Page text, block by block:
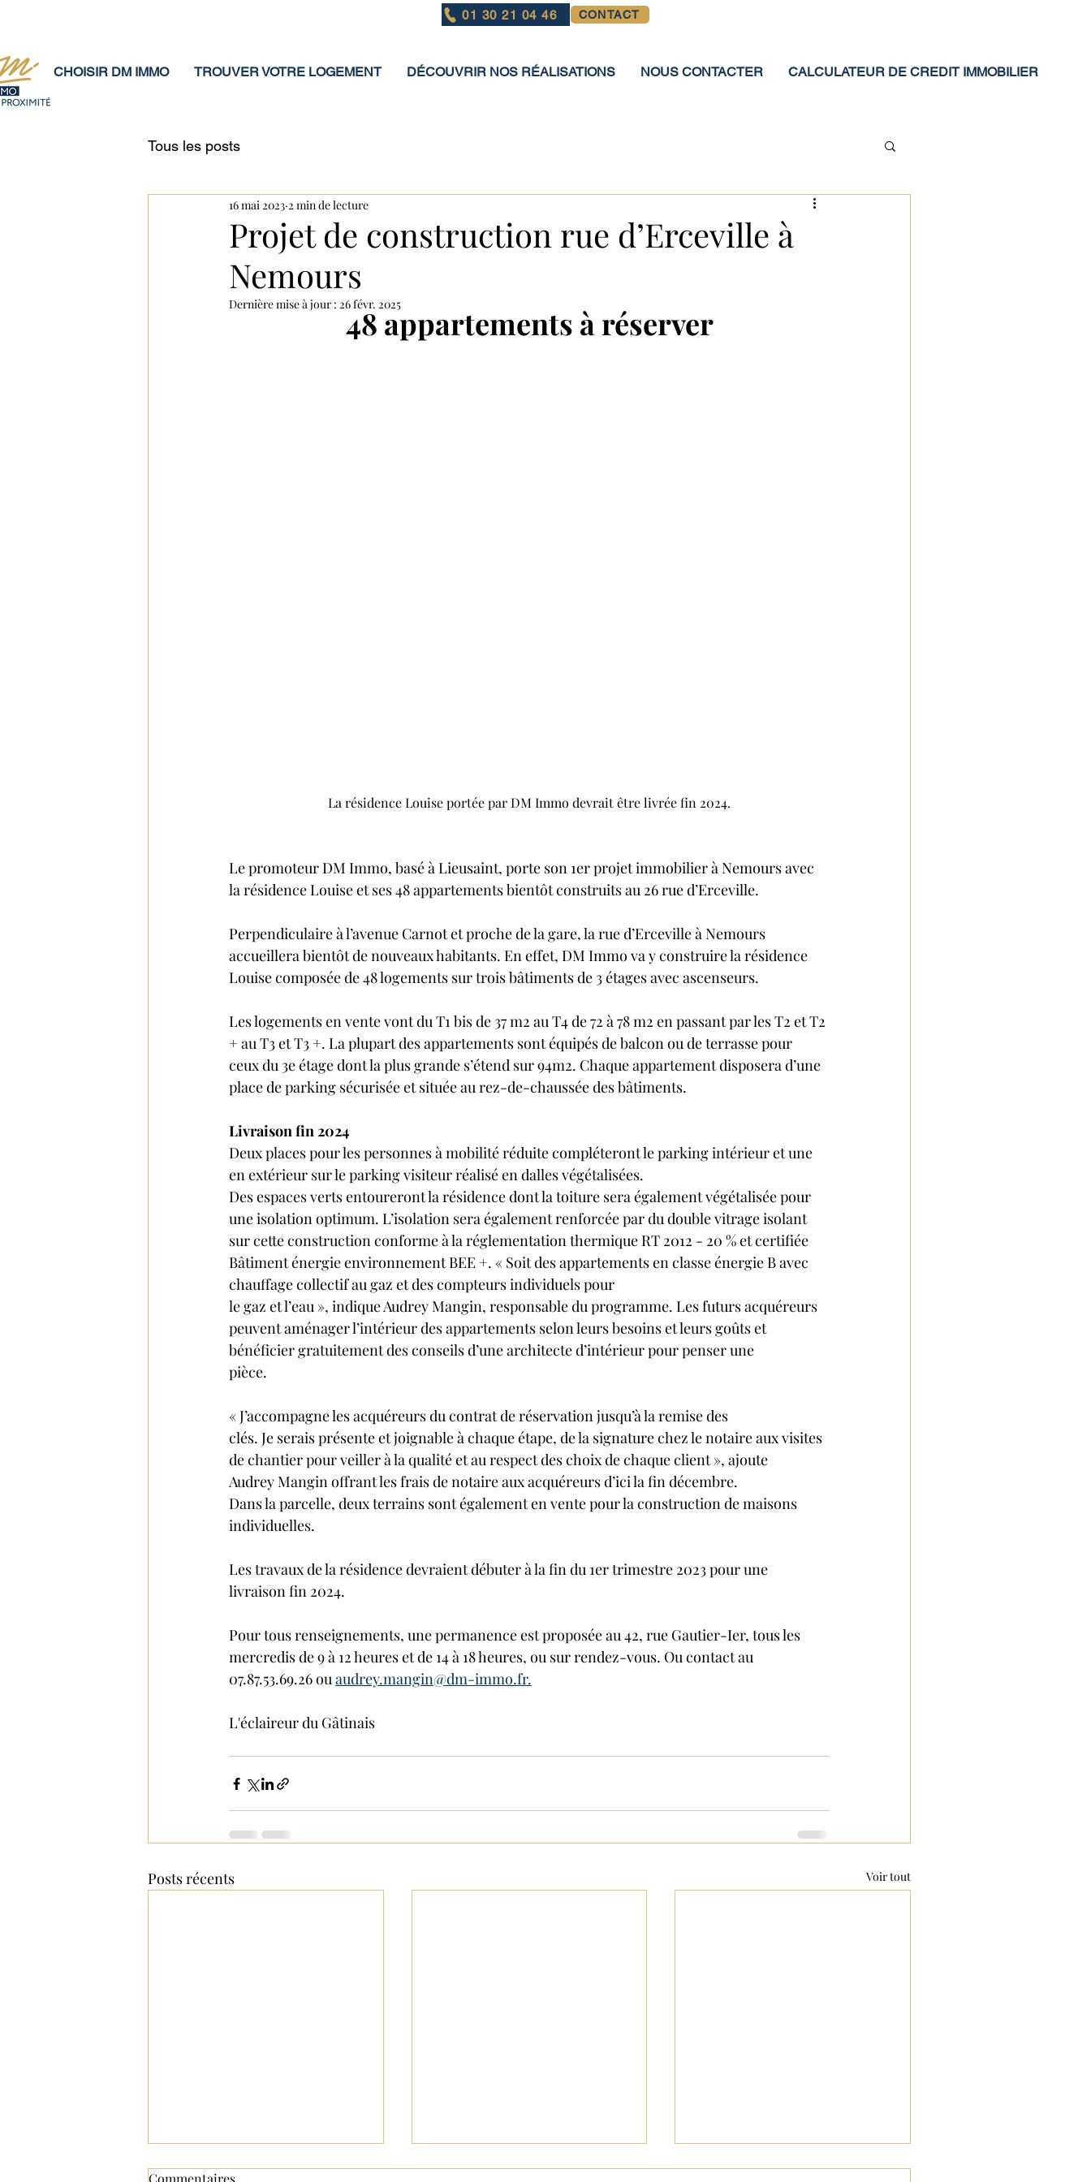
01 30 21 04 46 CONTACT
CHOISIR DM IMMO TROUVER VOTRE LOGEMENT DÉCOUVRIR NOS RÉALISATIONS NOUS CONTACTER CALCULATEUR DE CREDIT IMMOBILIER
Tous les posts
Projet de construction rue d’Erceville à
Nemours
16 mai 2023 2 min de lecture
Dernière mise à jour : 26 févr. 2025
48 appartements à réserver
La résidence Louise portée par DM Immo devrait être livrée fin 2024.
Le promoteur DM Immo, basé à Lieusaint, porte son 1er projet immobilier à Nemours avec
la résidence Louise et ses 48 appartements bientôt construits au 26 rue d’Erceville.
Perpendiculaire à l’avenue Carnot et proche de la gare, la rue d’Erceville à Nemours
accueillera bientôt de nouveaux habitants. En effet, DM Immo va y construire la résidence
Louise composée de 48 logements sur trois bâtiments de 3 étages avec ascenseurs.
Les logements en vente vont du T1 bis de 37 m2 au T4 de 72 à 78 m2 en passant par les T2 et T2
+ au T3 et T3 +. La plupart des appartements sont équipés de balcon ou de terrasse pour
ceux du 3e étage dont la plus grande s’étend sur 94m2. Chaque appartement disposera d’une
place de parking sécurisée et située au rez-de-chaussée des bâtiments.
Livraison fin 2024
Deux places pour les personnes à mobilité réduite compléteront le parking intérieur et une
en extérieur sur le parking visiteur réalisé en dalles végétalisées.
Des espaces verts entoureront la résidence dont la toiture sera également végétalisée pour
une isolation optimum. L’isolation sera également renforcée par du double vitrage isolant
sur cette construction conforme à la réglementation thermique RT 2012 - 20 % et certifiée
Bâtiment énergie environnement BEE +. « Soit des appartements en classe énergie B avec
chauffage collectif au gaz et des compteurs individuels pour
le gaz et l’eau », indique Audrey Mangin, responsable du programme. Les futurs acquéreurs
peuvent aménager l’intérieur des appartements selon leurs besoins et leurs goûts et
bénéficier gratuitement des conseils d’une architecte d’intérieur pour penser une
pièce.
« J’accompagne les acquéreurs du contrat de réservation jusqu’à la remise des
clés. Je serais présente et joignable à chaque étape, de la signature chez le notaire aux visites
de chantier pour veiller à la qualité et au respect des choix de chaque client », ajoute
Audrey Mangin offrant les frais de notaire aux acquéreurs d’ici la fin décembre.
Dans la parcelle, deux terrains sont également en vente pour la construction de maisons
individuelles.
Les travaux de la résidence devraient débuter à la fin du 1er trimestre 2023 pour une
livraison fin 2024.
Pour tous renseignements, une permanence est proposée au 42, rue Gautier-Ier, tous les
mercredis de 9 à 12 heures et de 14 à 18 heures, ou sur rendez-vous. Ou contact au
07.87.53.69.26 ou audrey.mangin@dm-immo.fr.
L'éclaireur du Gâtinais
Posts récents Voir tout